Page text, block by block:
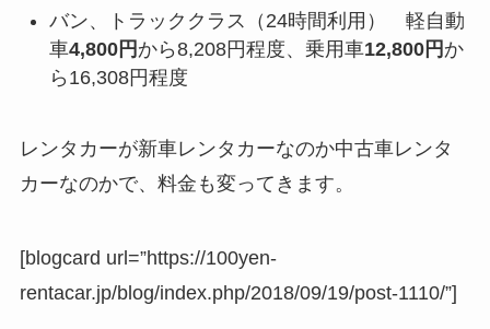
バン、トラッククラス（24時間利用） 軽自動
車4,800円 から8,208円程度、乗用車12,800円 か
ら16,308円程度
レンタカーが新車レンタカーなのか中古車レンタ
カーなのかで、料金も変ってきます。
[blogcard url=”https://100yen-
rentacar.jp/blog/index.php/2018/09/19/post-1110/”]